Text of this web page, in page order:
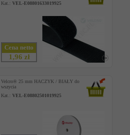
Kat.: VEL-E08801633019925
Cena netto
1,96 zł
Velcro® 25 mm HACZYK / BIAŁY do
wszycia
Kat.: VEL-E08802501019925